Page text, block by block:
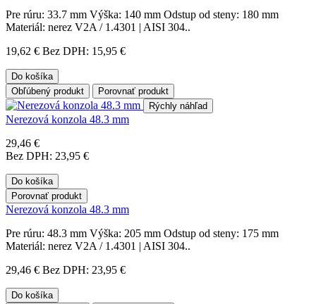
Pre rúru: 33.7 mm Výška: 140 mm Odstup od steny: 180 mm
Materiál: nerez V2A / 1.4301 | AISI 304..
19,62 € Bez DPH: 15,95 €
Do košíka
Obľúbený produkt
Porovnať produkt
Rýchly náhľad
Nerezová konzola 48.3 mm
29,46 €
Bez DPH: 23,95 €
Do košíka
Porovnať produkt
Nerezová konzola 48.3 mm
Pre rúru: 48.3 mm Výška: 205 mm Odstup od steny: 175 mm
Materiál: nerez V2A / 1.4301 | AISI 304..
29,46 € Bez DPH: 23,95 €
Do košíka